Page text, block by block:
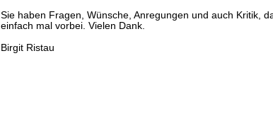
Sie haben Fragen, Wünsche, Anregungen und auch Kritik,
einfach mal vorbei. Vielen Dank.
Birgit Ristau